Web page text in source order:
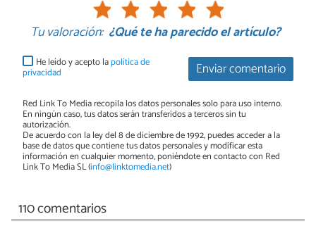
Tu valoración: ¿Qué te ha parecido el artículo?
Enviar comentario
He leído y acepto lapolítica de
privacidad
Red Link To Media recopila los datos personales solo para uso interno.
En ningún caso, tus datos serán transferidos a terceros sin tu
autorización.
De acuerdo con la ley del 8 de diciembre de 1992, puedes acceder a la
base de datos que contiene tus datos personales y modificar esta
información en cualquier momento, poniéndote en contacto con Red
Link To Media SL (info@linktomedia.net)
110 comentarios